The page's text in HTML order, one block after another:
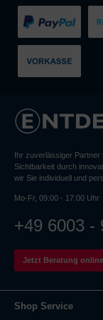
Ihr zuverlässiger Partner
Sichtbarkeit durch
wir Sie individuell und
Mo-Fr, 09:00 - 17:00 Uhr
+49 6003 -
Jetzt Beratung
Shop Service